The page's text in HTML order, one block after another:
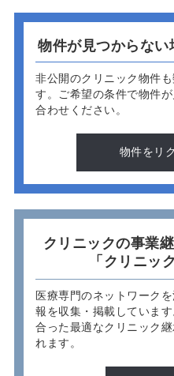
物件が見つからな
非公開のクリニック物件
す。 ご希望の条件で物件
合わせください。
物件をリ
クリニックの事業
「クリニッ
医療専門のネットワーク
報を収集・掲載していま
合った最適なクリニック
れます。